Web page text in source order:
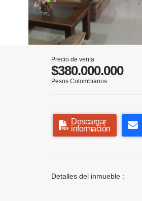
Precio de venta
$380.000.000
Pesos Colombianos
Descargar
información
Detalles del inmueble :